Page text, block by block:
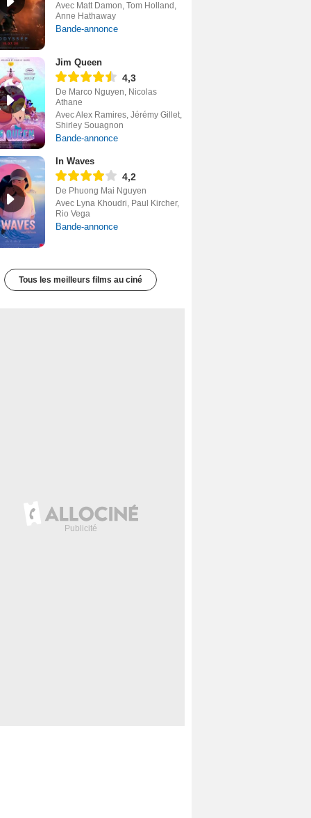
Avec Matt Damon, Tom Holland,
Anne Hathaway
Bande-annonce
Jim Queen
4,3
De Marco Nguyen, Nicolas
Athane
Avec Alex Ramires, Jérémy Gillet,
Shirley Souagnon
Bande-annonce
In Waves
4,2
De Phuong Mai Nguyen
Avec Lyna Khoudri, Paul Kircher,
Rio Vega
Bande-annonce
Tous les meilleurs films au ciné